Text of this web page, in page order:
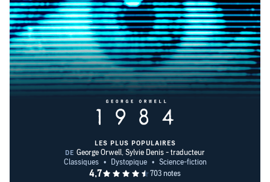
Big Brother et la Ferme des Animaux
George Orwell ne deviendra écrivain à plein temps et ne publiera
ses deux plus grands chefs-d'œuvre qu’à la fin de sa vie.La Ferme
des animaux, publié en 1945 à la fin de la Guerre Mondiale, est une
satire antisoviétique mettant en scène deux cochons qui
représentent Joseph Staline et Léon Trotsky.1984, publié en 1949,
dépeint une vision sombre d’un monde dans lequel l’auteur donne
aux lecteurs un aperçu de ce qui se passerait si les gouvernements
contrôlaient chaque détail de nos vies, jusqu'à nos propres pensées.
Avec ce roman, il crée le concept de ‘Big Brother’, un terme
et de contrôle des individus par les gouvernements.
Découvrez les œuvres de George Orwell en livres audio.
LES PLUS POPULAIRES